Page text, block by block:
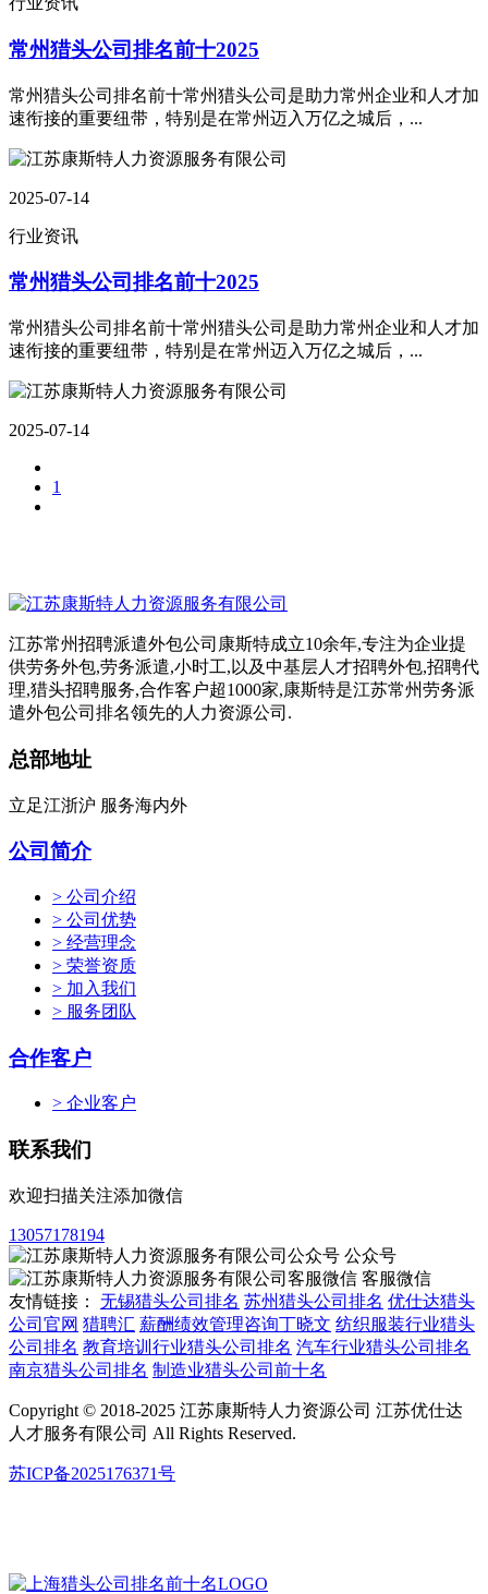
常州猎头公司排名前十2025
常州猎头公司排名前十常州猎头公司是助力常州企业和人才加
速衔接的重要纽带，特别是在常州迈入万亿之城后，...
2025-07-14
行业资讯
常州猎头公司排名前十2025
常州猎头公司排名前十常州猎头公司是助力常州企业和人才加
速衔接的重要纽带，特别是在常州迈入万亿之城后，...
2025-07-14
1
江苏常州招聘派遣外包公司康斯特成立10余年,专注为企业提
供劳务外包,劳务派遣,小时工,以及中基层人才招聘外包,招聘代
理,猎头招聘服务,合作客户超1000家,康斯特是江苏常州劳务派
遣外包公司排名领先的人力资源公司.
总部地址
立足江浙沪 服务海内外
公司简介
> 公司介绍
> 公司优势
> 经营理念
> 荣誉资质
> 加入我们
> 服务团队
合作客户
> 企业客户
联系我们
欢迎扫描关注添加微信
13057178194
公众号
客服微信
友情链接： 无锡猎头公司排名 苏州猎头公司排名 优仕达猎头
公司官网 猎聘汇 薪酬绩效管理咨询丁晓文 纺织服装行业猎头
公司排名 教育培训行业猎头公司排名 汽车行业猎头公司排名
南京猎头公司排名 制造业猎头公司前十名
Copyright © 2018-2025 江苏康斯特人力资源公司 江苏优仕达
人才服务有限公司 All Rights Reserved.
苏ICP备2025176371号